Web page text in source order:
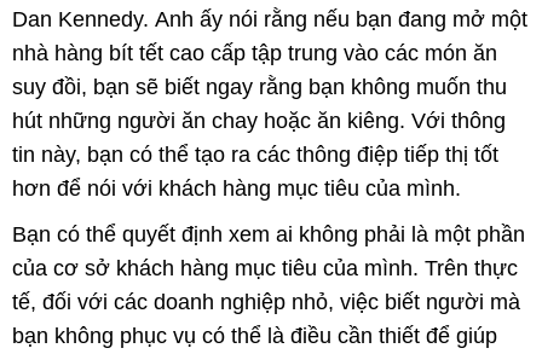
Dan Kennedy. Anh ấy nói rằng nếu bạn đang mở một
nhà hàng bít tết cao cấp tập trung vào các món ăn
suy đồi, bạn sẽ biết ngay rằng bạn không muốn thu
hút những người ăn chay hoặc ăn kiêng. Với thông
tin này, bạn có thể tạo ra các thông điệp tiếp thị tốt
hơn để nói với khách hàng mục tiêu của mình.
Bạn có thể quyết định xem ai không phải là một phần
của cơ sở khách hàng mục tiêu của mình. Trên thực
tế, đối với các doanh nghiệp nhỏ, việc biết người mà
bạn không phục vụ có thể là điều cần thiết để giúp